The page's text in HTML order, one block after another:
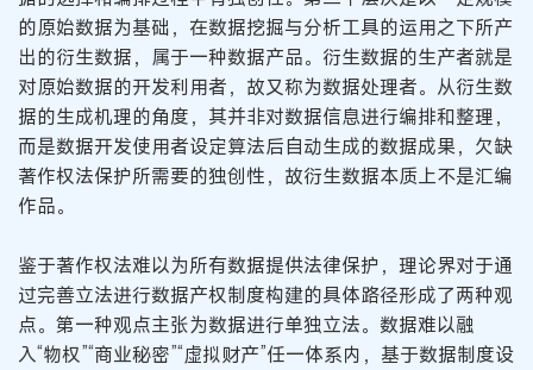
的原始数据为基础，在数据挖掘与分析工具的运用之下所产
出的衍生数据，属于一种数据产品。衍生数据的生产者就是
对原始数据的开发利用者，故又称为数据处理者。从衍生数
据的生成机理的角度，其并非对数据信息进行编排和整理，
而是数据开发使用者设定算法后自动生成的数据成果，欠缺
著作权法保护所需要的独创性，故衍生数据本质上不是汇编
作品。
鉴于著作权法难以为所有数据提供法律保护，理论界对于通
过完善立法进行数据产权制度构建的具体路径形成了两种观
点。第一种观点主张为数据进行单独立法。数据难以融
入“物权”“商业秘密”“虚拟财产”任一体系内，基于数据制度设